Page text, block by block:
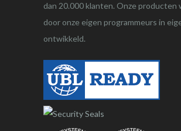
dan 20.000 klanten. Onze producten
door onze eigen programmeurs in
ontwikkeld.